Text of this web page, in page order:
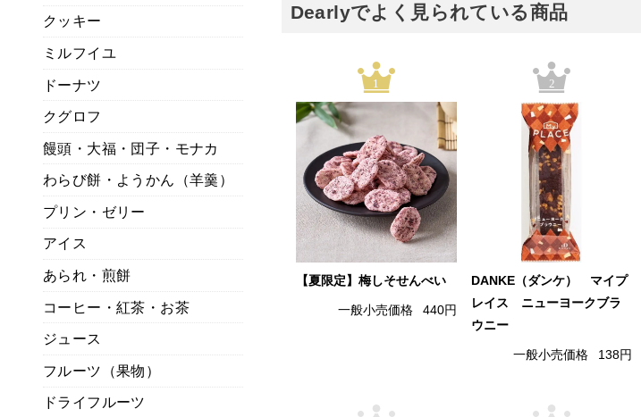
Dearlyでよく見られている商品
1
【夏限定】梅しそせんべい
一般小売価格 440円
2
DANKE（ダンケ） マイプ
レイス ニューヨークブラ
ウニー
一般小売価格 138円
クッキー
ミルフイユ
ドーナツ
クグロフ
饅頭・大福・団子・モナカ
わらび餅・ようかん（羊羹）
プリン・ゼリー
アイス
あられ・煎餅
コーヒー・紅茶・お茶
ジュース
フルーツ（果物）
ドライフルーツ